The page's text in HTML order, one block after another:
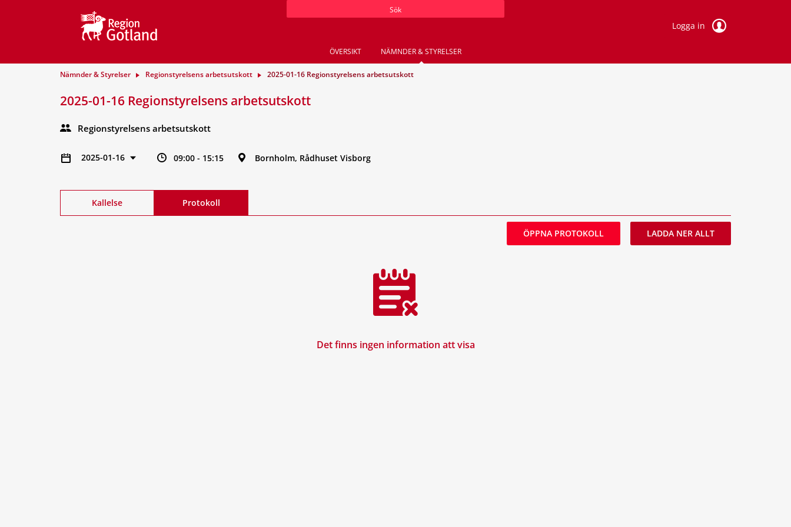
Sök
Logga in
ÖVERSIKT NÄMNDER & STYRELSER
Nämnder & Styrelser Regionstyrelsens arbetsutskott 2025-01-16 Regionstyrelsens arbetsutskott
2025-01-16 Regionstyrelsens arbetsutskott
Regionstyrelsens arbetsutskott
2025-01-16 09:00 - 15:15 Bornholm, Rådhuset Visborg
Kallelse Protokoll
ÖPPNA PROTOKOLL LADDA NER ALLT
Det finns ingen information att visa